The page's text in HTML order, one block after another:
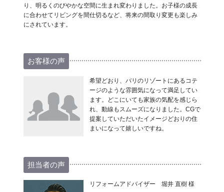
り、明るくのびやかな空間に生まれ変わりました。お子様の成長
に合わせてリビングを間仕切るなど、将来の間取り変更も楽しみ
にされています。
お客様の声
希望どおり、バリのリゾートにあるコテ
ージのような雰囲気になって満足してい
ます。どこにいても家族の気配を感じら
れ、動線もスムーズになりました。CGで
提案していただいたイメージどおりの住
まいになって嬉しいですね。
担当者の声
リフォームアドバイザー 堀井 直樹 様